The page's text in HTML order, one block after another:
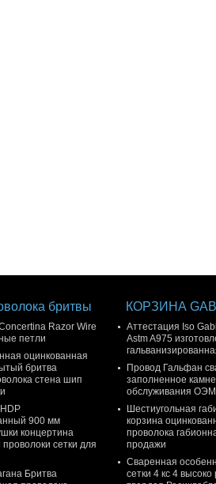
бритвы
Razor Wire
петли
оцинкованная
бритва
стена шип
900 мм
концертина
сетки для
Бритва
КОРЗИНА
Аттестация Iso
Astm A975
Провод Гальфан
заполненное
обслуживания ОЭМ
Шестиугольная
корзина
проволока
продажи
Сваренная
сетки 4 кс 4